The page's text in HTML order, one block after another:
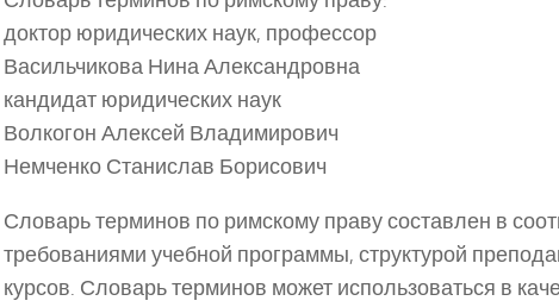
доктор юридических наук, профессор
Васильчикова Нина Александровна
кандидат юридических наук
Волкогон Алексей Владимирович
Немченко Станислав Борисович
Словарь терминов по римскому праву составлен в
требованиями учебной программы, структурой
курсов. Словарь терминов может использоваться в